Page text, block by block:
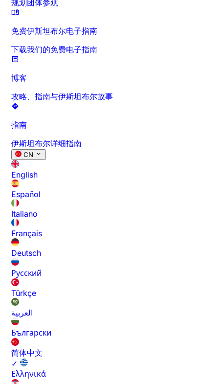
规划团体参观
免费伊斯坦布尔电子指南
下载我们的免费电子指南
博客
攻略、指南与伊斯坦布尔故事
指南
伊斯坦布尔详细指南
CN
English
Español
Italiano
Français
Deutsch
Русский
Türkçe
العربية
Български
简体中文
✓
Ελληνικά